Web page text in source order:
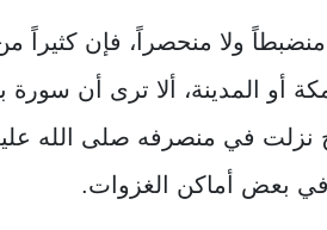
ولا منحصراً، فإن كثيراً
أو المدينة، ألا ترى أن سورة
نزلت في منصرفه صلى الله
في بعض أماكن الغزوات.